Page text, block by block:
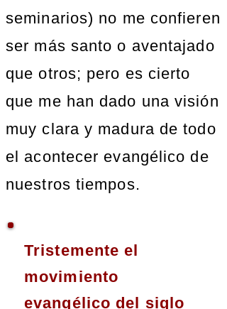
seminarios) no me confieren
ser más santo o aventajado
que otros; pero es cierto
que me han dado una visión
muy clara y madura de todo
el acontecer evangélico de
nuestros tiempos.
Tristemente el
movimiento
evangélico del siglo